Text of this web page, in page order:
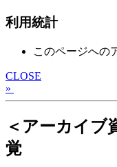
利用統計
このページへの
CLOSE
»
＜アーカイブ
覚